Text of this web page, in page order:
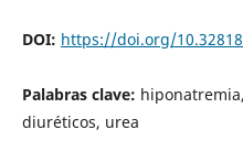
DOI: https://doi.org/
Palabras clave:
diuréticos, urea